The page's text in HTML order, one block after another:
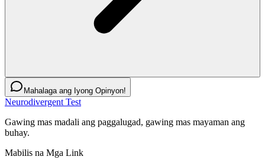
Mahalaga ang Iyong Opinyon!
Neurodivergent Test
Gawing mas madali ang paggalugad, gawing mas mayaman ang
buhay.
Mabilis na Mga Link